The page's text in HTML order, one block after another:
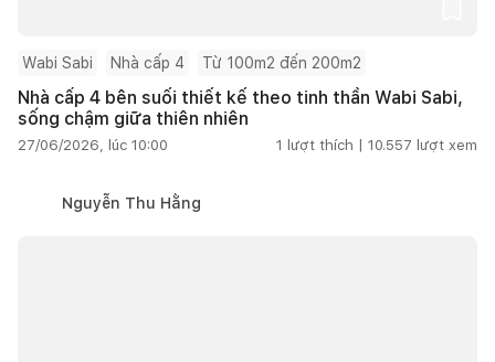
Wabi Sabi Nhà cấp 4 Từ 100m2 đến 200m2
Nhà cấp 4 bên suối thiết kế theo tinh thần Wabi Sabi,
sống chậm giữa thiên nhiên
27/06/2026, lúc 10:00 1 lượt thích | 10.557 lượt xem
Nguyễn Thu Hằng